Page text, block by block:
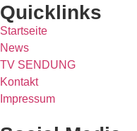
Quicklinks
Startseite
News
TV SENDUNG
Kontakt
Impressum